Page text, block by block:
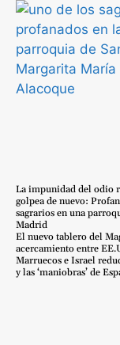
La impunidad del odio
golpea de nuevo:
sagrarios en una
Madrid
El nuevo tablero del
acercamiento entre
Marruecos e Israel
y las ‘maniobras’ de